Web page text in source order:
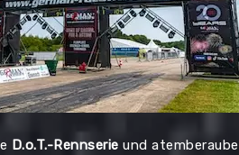
D.o.T.-Rennserie und